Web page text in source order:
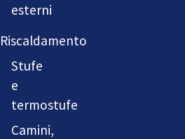
esterni
Riscaldamento
Stufe
e
termostufe
Camini,